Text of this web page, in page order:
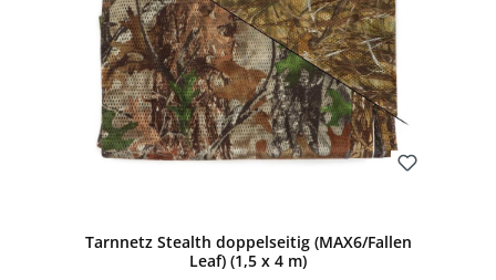
Tarnnetz Stealth doppelseitig (MAX6/Fallen
Leaf) (1,5 x 4 m)